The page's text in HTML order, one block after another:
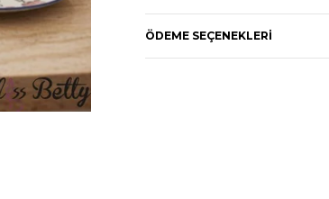
ÖDEME SEÇENEKLERI